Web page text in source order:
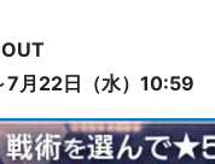
7月22日（水）10:59